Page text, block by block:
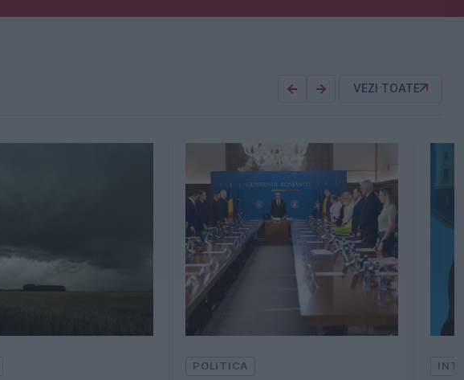
VEZI TOATE